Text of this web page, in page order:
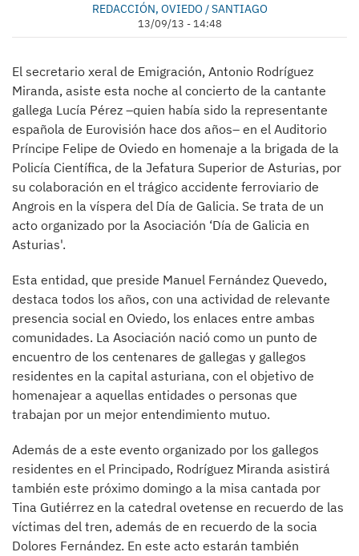
REDACCIÓN, OVIEDO / SANTIAGO
13/09/13 - 14:48
El secretario xeral de Emigración, Antonio Rodríguez
Miranda, asiste esta noche al concierto de la cantante
gallega Lucía Pérez –quien había sido la representante
española de Eurovisión hace dos años– en el Auditorio
Príncipe Felipe de Oviedo en homenaje a la brigada de la
Policía Científica, de la Jefatura Superior de Asturias, por
su colaboración en el trágico accidente ferroviario de
Angrois en la víspera del Día de Galicia. Se trata de un
acto organizado por la Asociación ‘Día de Galicia en
Asturias'.
Esta entidad, que preside Manuel Fernández Quevedo,
destaca todos los años, con una actividad de relevante
presencia social en Oviedo, los enlaces entre ambas
comunidades. La Asociación nació como un punto de
encuentro de los centenares de gallegas y gallegos
residentes en la capital asturiana, con el objetivo de
homenajear a aquellas entidades o personas que
trabajan por un mejor entendimiento mutuo.
Además de a este evento organizado por los gallegos
residentes en el Principado, Rodríguez Miranda asistirá
también este próximo domingo a la misa cantada por
Tina Gutiérrez en la catedral ovetense en recuerdo de las
víctimas del tren, además de en recuerdo de la socia
Dolores Fernández. En este acto estarán también